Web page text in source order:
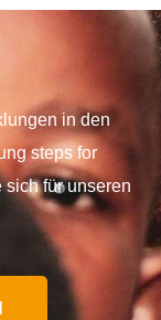
in den
steps for
für unseren